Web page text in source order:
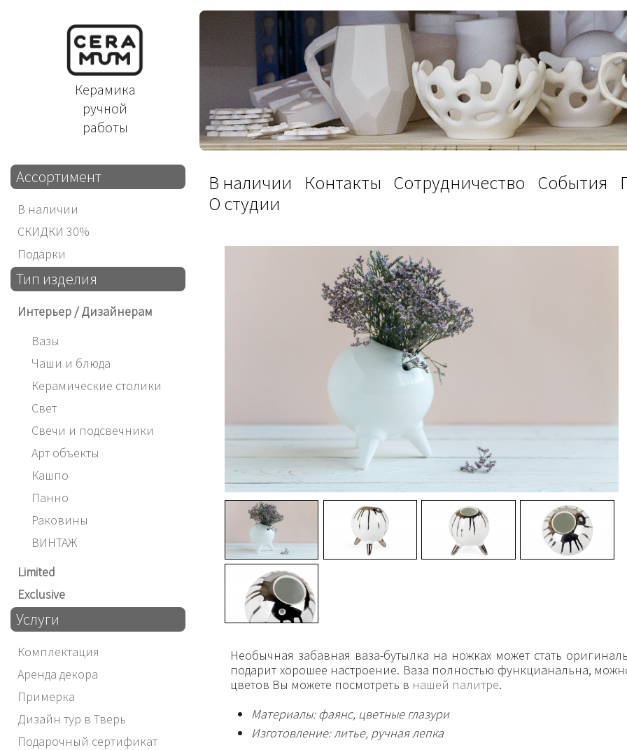
Керамика
ручной
работы
Ассортимент
В наличии
СКИДКИ 30%
Подарки
Тип изделия
Интерьер / Дизайнерам
Вазы
Чаши и блюда
Керамические столики
Свет
Свечи и подсвечники
Арт объекты
Кашпо
Панно
Раковины
ВИНТАЖ
Limited
Exclusive
Услуги
Комплектация
Аренда декора
Примерка
Дизайн тур в Тверь
Подарочный сертификат
В наличии Контакты Сотрудничество События
О студии
Необычная забавная ваза-бутылка на ножках может стать
подарит хорошее настроение. Ваза полностью функцианальна,
цветов Вы можете посмотреть в нашей палитре.
Материалы: фаянс, цветные глазури
Изготовление: литье, ручная лепка